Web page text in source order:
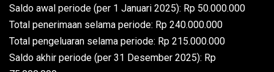
Saldo awal periode (per 1 Januari 2025): Rp 50.000.000
Total penerimaan selama periode: Rp 240.000.000
Total pengeluaran selama periode: Rp 215.000.000
Saldo akhir periode (per 31 Desember 2025): Rp